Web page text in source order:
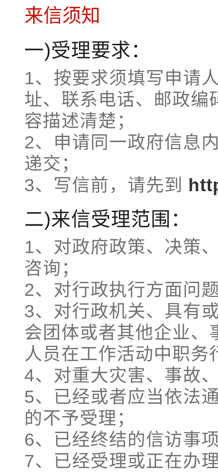
来信须知
一)受理要求：
1、按要求须填写申请
址、联系电话、邮政编
容描述清楚；
2、申请同一政府信息
递交；
3、写信前，请先到
二)来信受理范围：
1、对政府政策、决策
咨询；
2、对行政执行方面问
3、对行政机关、具有
会团体或者其他企业、
人员在工作活动中职务
4、对重大灾害、事故
5、已经或者应当依法
的不予受理；
6、已经终结的信访事
7、已经受理或正在办